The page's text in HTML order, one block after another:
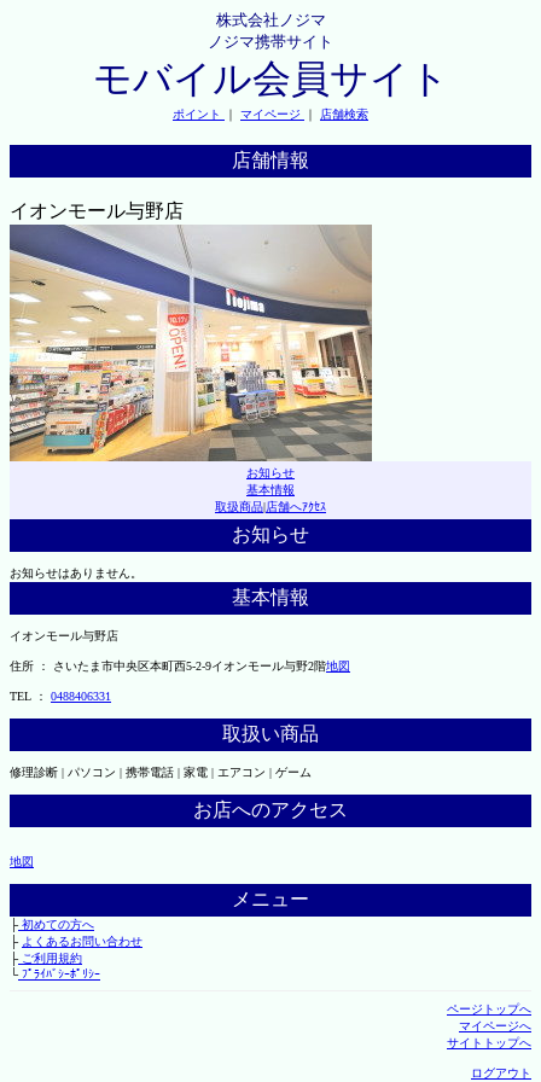
株式会社ノジマ
ノジマ携帯サイト
モバイル会員サイト
ポイント ｜ マイページ ｜ 店舗検索
店舗情報
イオンモール与野店
お知らせ
基本情報
取扱商品|店舗へｱｸｾｽ
お知らせ
お知らせはありません。
基本情報
イオンモール与野店
住所 ： さいたま市中央区本町西5-2-9イオンモール与野2階地図
TEL ： 0488406331
取扱い商品
修理診断 | パソコン | 携帯電話 | 家電 | エアコン | ゲーム
お店へのアクセス
地図
メニュー
├初めての方へ
├ よくあるお問い合わせ
├ご利用規約
└ﾌﾟﾗｲﾊﾞｼｰﾎﾟﾘｼｰ
ページトップへ
マイページへ
サイトトップへ
ログアウト